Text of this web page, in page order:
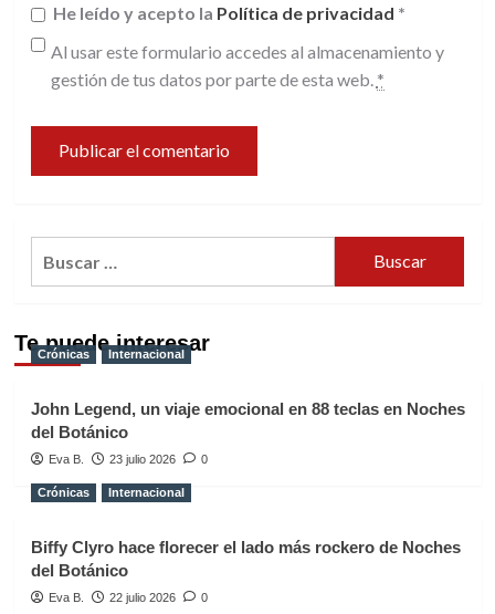
He leído y acepto la Política de privacidad *
Al usar este formulario accedes al almacenamiento y
gestión de tus datos por parte de esta web. *
Te puede interesar
Crónicas Internacional
John Legend, un viaje emocional en 88 teclas en Noches
del Botánico
Eva B. 23 julio 2026 0
Crónicas Internacional
Biffy Clyro hace florecer el lado más rockero de Noches
del Botánico
Eva B. 22 julio 2026 0